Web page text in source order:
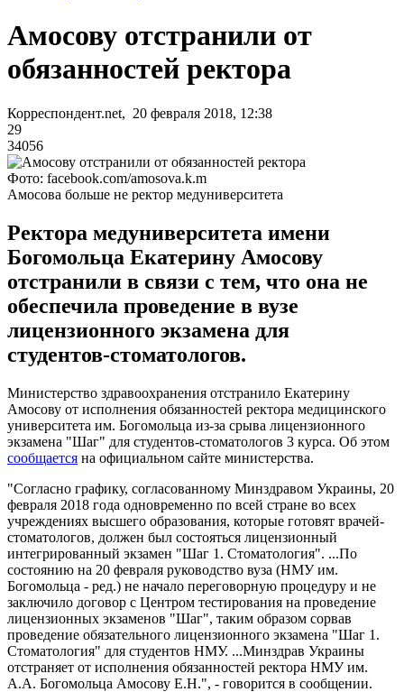
Амосову отстранили от
обязанностей ректора
Корреспондент.net, 20 февраля 2018, 12:38
29
34056
Фото: facebook.com/amosova.k.m
Амосова больше не ректор медуниверситета
Ректора медуниверситета имени
Богомольца Екатерину Амосову
отстранили в связи с тем, что она не
обеспечила проведение в вузе
лицензионного экзамена для
студентов-стоматологов.
Министерство здравоохранения отстранило Екатерину
Амосову от исполнения обязанностей ректора медицинского
университета им. Богомольца из-за срыва лицензионного
экзамена "Шаг" для студентов-стоматологов 3 курса. Об этом
сообщается на официальном сайте министерства.
"Согласно графику, согласованному Минздравом Украины, 20
февраля 2018 года одновременно по всей стране во всех
учреждениях высшего образования, которые готовят врачей-
стоматологов, должен был состояться лицензионный
интегрированный экзамен "Шаг 1. Стоматология". ...По
состоянию на 20 февраля руководство вуза (НМУ им.
Богомольца - ред.) не начало переговорную процедуру и не
заключило договор с Центром тестирования на проведение
лицензионных экзаменов "Шаг", таким образом сорвав
проведение обязательного лицензионного экзамена "Шаг 1.
Стоматология" для студентов НМУ. ...Минздрав Украины
отстраняет от исполнения обязанностей ректора НМУ им.
А.А. Богомольца Амосову Е.Н.", - говорится в сообщении.